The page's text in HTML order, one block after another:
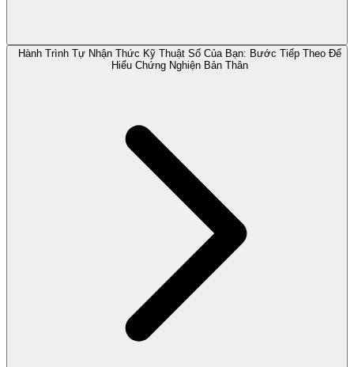
Hành Trình Tự Nhận Thức Kỹ Thuật Số Của Bạn: Bước Tiếp Theo Để
Hiểu Chứng Nghiện Bản Thân